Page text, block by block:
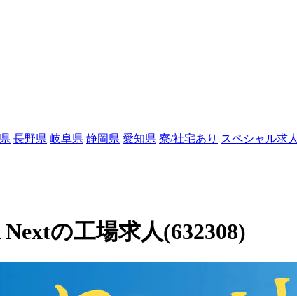
長野県 岐阜県 静岡県 愛知県 寮/社宅あり スペシャル求人
の工場求人(632308)